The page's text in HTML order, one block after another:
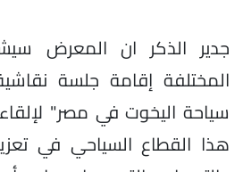
جدير الذكر ان المعرض
المختلفة إقامة جلسة
سياحة اليخوت في مصر"
هذا القطاع السياحي في